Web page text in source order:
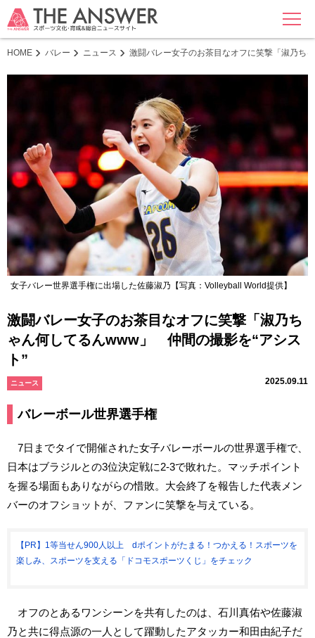
MENU
HOME バレー ニュース 激闘バレー女子のお茶目なオフに笑撃「淑乃ち
女子バレー世界選手権に出場した佐藤淑乃【写真：Volleyball World提供】
激闘バレー女子のお茶目なオフに笑撃「淑乃ち
ゃん何してるんwww」 仲間の撮影を“アシス
ト”
ニュース 2025.09.11
バレーボール世界選手権
7日までタイで開催された女子バレーボールの世界選手権で、
日本はブラジルとの3位決定戦に2-3で敗れた。マッチポイント
を握る場面もありながらの惜敗。大会終了を報告した代表メン
バーのオフショットが、ファンに笑撃を与えている。
【PR】1等当せん900人以上 dポイントがたまる！つかえる！スポーツを
楽しみ、スポーツを支える「ドコモスポーツくじ」をチェック
オフのとあるワンシーンを共有したのは、石川真佑や佐藤淑
乃と共に得点源の一人として躍動したアタッカー和田由紀子だ